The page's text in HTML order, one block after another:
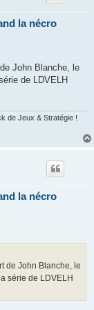
la nécro
John Blanche, le
de LDVELH
de Jeux & Stratégie !
la nécro
de John Blanche, le
série de LDVELH